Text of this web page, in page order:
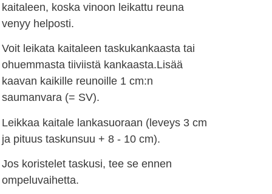
kaitaleen, koska vinoon leikattu reuna
venyy helposti.
Voit leikata kaitaleen taskukankaasta tai
ohuemmasta tiiviistä kankaasta.Lisää
kaavan kaikille reunoille 1 cm:n
saumanvara (= SV).
Leikkaa kaitale lankasuoraan (leveys 3 cm
ja pituus taskunsuu + 8 - 10 cm).
Jos koristelet taskusi, tee se ennen
ompeluvaihetta.